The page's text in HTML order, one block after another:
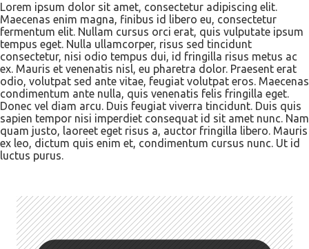
Lorem ipsum dolor sit amet, consectetur adipiscing elit.
Maecenas enim magna, finibus id libero eu, consectetur
fermentum elit. Nullam cursus orci erat, quis vulputate ipsum
tempus eget. Nulla ullamcorper, risus sed tincidunt
consectetur, nisi odio tempus dui, id fringilla risus metus ac
ex. Mauris et venenatis nisl, eu pharetra dolor. Praesent erat
odio, volutpat sed ante vitae, feugiat volutpat eros. Maecenas
condimentum ante nulla, quis venenatis felis fringilla eget.
Donec vel diam arcu. Duis feugiat viverra tincidunt. Duis quis
sapien tempor nisi imperdiet consequat id sit amet nunc. Nam
quam justo, laoreet eget risus a, auctor fringilla libero. Mauris
ex leo, dictum quis enim et, condimentum cursus nunc. Ut id
luctus purus.